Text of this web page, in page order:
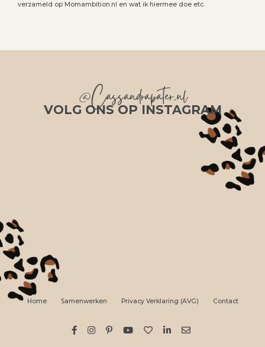
verzameld op Momambition.nl en wat ik hiermee doe etc.
@Cassandrapater.nl
VOLG ONS OP INSTAGRAM
Home Samenwerken Privacy Verklaring (AVG) Contact